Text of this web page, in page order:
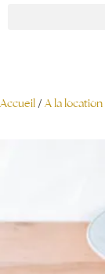
Accueil / A la location